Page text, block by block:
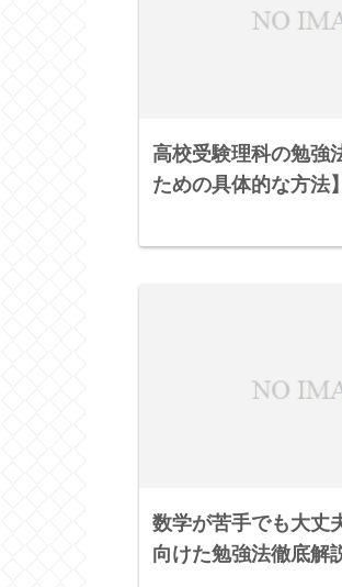
高校受験理科の勉強
ための具体的な方法】
数学が苦手でも大丈
向けた勉強法徹底解